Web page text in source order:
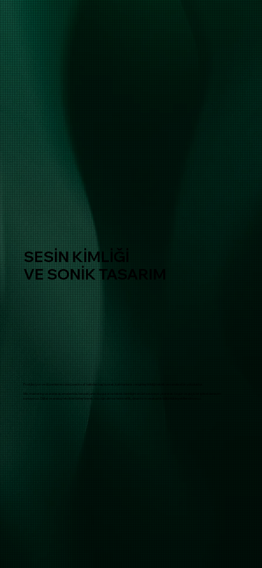
SESİN KİMLİĞİ
VE SONİK TASARIM
Prodüksiyon ve düzenleme süreci, sesin saf halinden başlayarak, katmanlarla zenginleştirildiği teknik ve sanatsal bir yolculuktur.
Mix, mastering ve aranje aşamalarında, her parçanın duygusal ve teknik derinliğini en üst seviyeye çıkararak özgün ve güçlü bir işitsel deneyim
sunuyoruz. Dijital ve analog teknikleri birleştirerek, müziğin atmosferini netlik, dinamizm ve akustik bütünlükle şekillendiriyoruz.